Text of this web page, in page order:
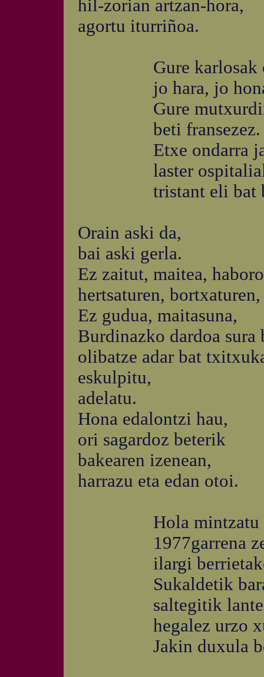
hil-zorian artzan-hora,
agortu iturriñoa.
Gure karlosak
jo hara, jo
Gure
beti fransezez.
Etxe ondarra jan
laster
tristant eli bat
Orain aski da,
bai aski gerla.
Ez zaitut, maitea,
hertsaturen,
Ez gudua, maitasuna,
Burdinazko dardoa sura
olibatze adar bat
eskulpitu,
adelatu.
Hona edalontzi hau,
ori sagardoz beterik
bakearen izenean,
harrazu eta edan otoi.
Hola mintzatu
1977garrena
ilargi berrietako
Sukaldetik
saltegitik
hegalez urzo
Jakin duxula